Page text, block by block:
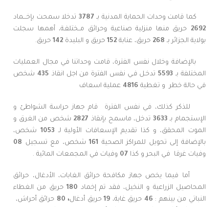
كما قامت وحدات الحماية المدنية بـ 3787 تدخلا سمحت بإخـــماد
2692 حريق منها منزلية صناعية وحرائق مــختلفـة، أهمها سجلت
بولاية الجزائر بـ 268 حريق، عنابة152 حريق و البليدة142 حريق.
بالإضافة وخلال نفس الفترة، قامت وحداتنا في مجال العمليات
المختلفة بـ 5593 تدخـل فـي نفس الفترة من اجل انقاذ 435 شخص
في حالة خطر
و تغطية 4816 عملية اسعاف
للذكر كذلك، في نفس الفترة قام جهاز حراسة الشواطئ و
الإستجمام بـ 3633 تدخل، ماسمح بإنقاذ 2827 شخص من الغرق و
الموت المحقق، و كذا تقديم الإسعافات الأولية لـ 1053 شخص،
بالإضافة إلى تحويل للمراكز الصحية 161شخص، مع تسجيل 08
وفيات غرقا في البحر و كذا 07 وفيات في المجمعات المائية .
أما فيما يخص جهاز مكافحة حرائق الغابات، الأدغال، حرائق
المحاصيل الزراعية و النخيل، فقد تم إخماد 180 حريق من الغطاء
النباتي من بينهم : 46 حريق غابة، 19 حريق أدغال، 80
حرائق أحراش،